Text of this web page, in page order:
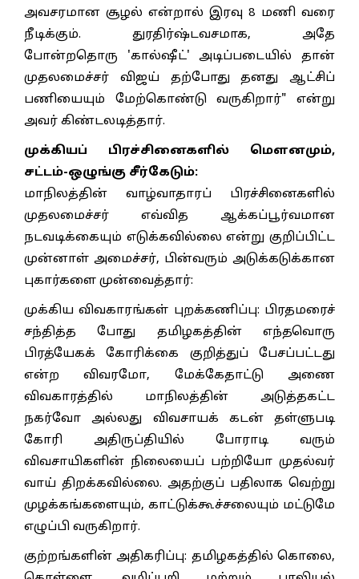
அவசரமான சூழல் என்றால் இரவு 8 மணி வரை
நீடிக்கும். துரதிர்ஷ்டவசமாக, அதே
போன்றதொரு 'கால்ஷீட்' அடிப்படையில் தான்
முதலமைச்சர் விஜய் தற்போது தனது ஆட்சிப்
பணியையும் மேற்கொண்டு வருகிறார்" என்று
அவர் கிண்டலடித்தார்.
முக்கியப் பிரச்சினைகளில் மௌனமும்,
சட்டம்-ஒழுங்கு சீர்கேடும்:
மாநிலத்தின் வாழ்வாதாரப் பிரச்சினைகளில்
முதலமைச்சர் எவ்வித ஆக்கப்பூர்வமான
நடவடிக்கையும் எடுக்கவில்லை என்று குறிப்பிட்ட
முன்னாள் அமைச்சர், பின்வரும் அடுக்கடுக்கான
புகார்களை முன்வைத்தார்:
முக்கிய விவகாரங்கள் புறக்கணிப்பு: பிரதமரைச்
சந்தித்த போது தமிழகத்தின் எந்தவொரு
பிரத்யேகக் கோரிக்கை குறித்துப் பேசப்பட்டது
என்ற விவரமோ, மேக்கேதாட்டு அணை
விவகாரத்தில் மாநிலத்தின் அடுத்தகட்ட
நகர்வோ அல்லது விவசாயக் கடன் தள்ளுபடி
கோரி அதிருப்தியில் போராடி வரும்
விவசாயிகளின் நிலையைப் பற்றியோ முதல்வர்
வாய் திறக்கவில்லை. அதற்குப் பதிலாக வெற்று
முழக்கங்களையும், காட்டுக்கூச்சலையும் மட்டுமே
எழுப்பி வருகிறார்.
குற்றங்களின் அதிகரிப்பு: தமிழகத்தில் கொலை,